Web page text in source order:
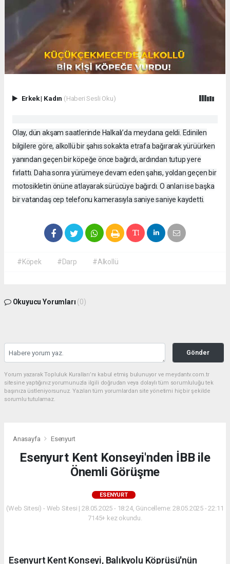
Erkek| Kadın (Haberi Sesli Oku)
Olay, dün akşam saatlerinde Halkalı’da meydana geldi. Edinilen
bilgilere göre, alkollü bir şahıs sokakta etrafa bağırarak yürüürken
yanından geçen bir köpeğe önce bağırdı, ardından tutup yere
fırlattı. Daha sonra yürümeye devam eden şahıs, yoldan geçen bir
motosikletin önüne atlayarak sürücüye bağırdı. O anları ise başka
bir vatandaş cep telefonu kamerasıyla saniye saniye kaydetti.
#Köpek #Darp #Alkollü
Okuyucu Yorumları (0)
Gönder
Yorum yazarak Topluluk Kuralları’nı kabul etmiş bulunuyor ve meydantv.com.tr
sitesine yaptığınız yorumunuzla ilgili doğrudan veya dolaylı tüm sorumluluğu tek
başınıza üstleniyorsunuz. Yazılan tüm yorumlardan site yönetimi hiçbir şekilde
sorumlu tutulamaz.
Anasayfa Esenyurt
Esenyurt Kent Konseyi'nden İBB ile
Önemli Görüşme
ESENYURT
(Web Sitesi) - Web Sitesi | 28.05.2025 - 18:24, Güncelleme: 28.05.2025 - 22:11
7145+ kez okundu.
Esenyurt Kent Konseyi, Balıkyolu Köprüsü'nün